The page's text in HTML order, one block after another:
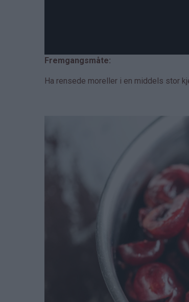
Fremgangsmåte:
Ha rensede moreller i en middels stor